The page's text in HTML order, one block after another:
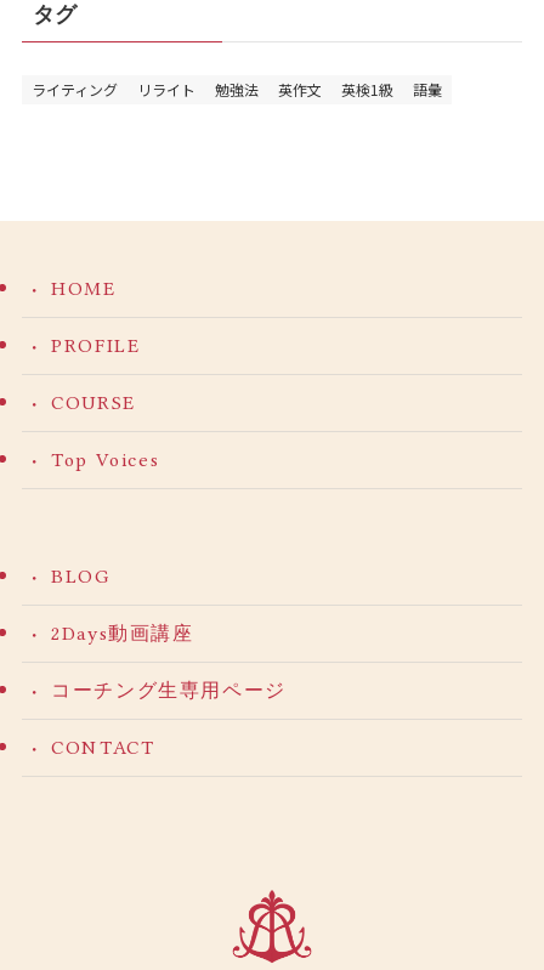
タグ
ライティング リライト 勉強法 英作文 英検1級 語彙
HOME
PROFILE
COURSE
Top Voices
BLOG
2Days動画講座
コーチング生専用ページ
CONTACT